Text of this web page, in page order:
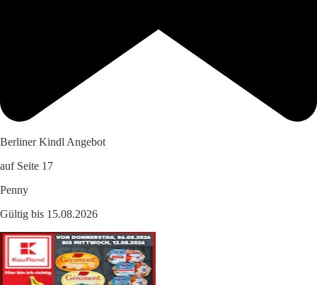
Berliner Kindl Angebot
auf Seite 17
Penny
Gültig bis 15.08.2026